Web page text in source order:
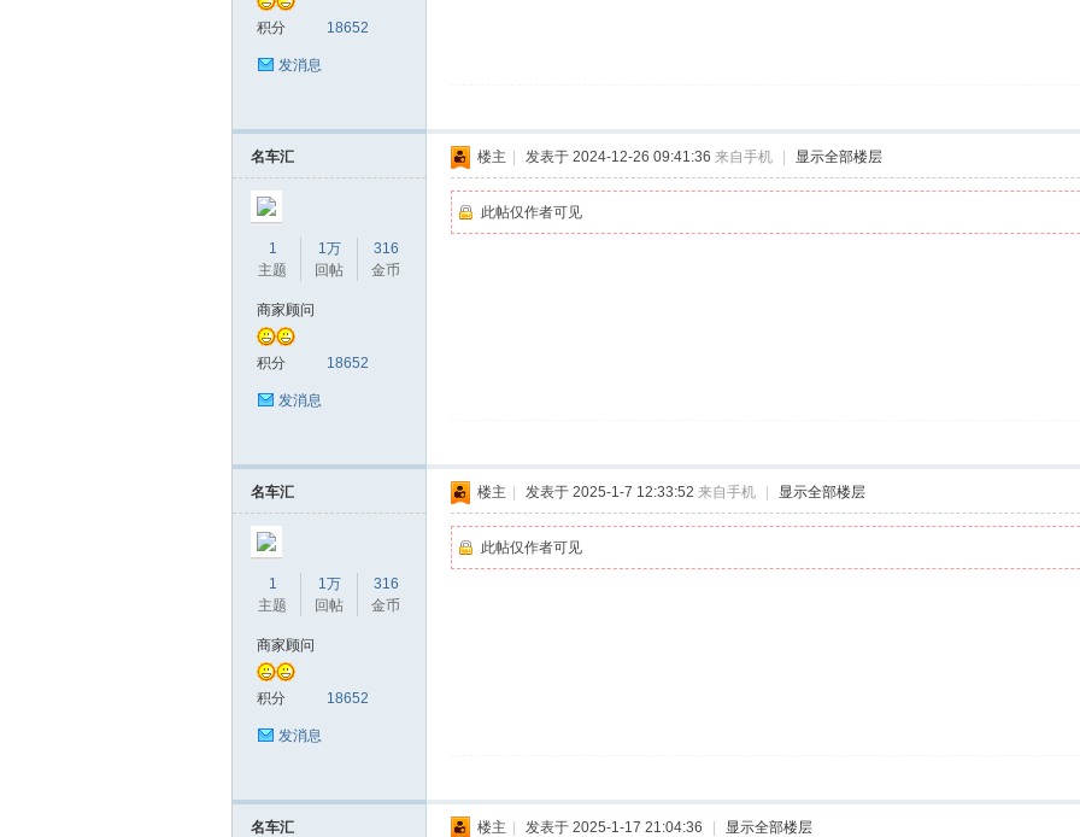
积分 18652
发消息
名车汇
1
主题
1万
回帖
316
金币
商家顾问
积分 18652
发消息
楼主 发表于 2024-12-26 09:41:36 来自手机 显示全部楼层
此帖仅作者可见
名车汇
1
主题
1万
回帖
316
金币
商家顾问
积分 18652
发消息
楼主 发表于 2025-1-7 12:33:52 来自手机 显示全部楼层
此帖仅作者可见
名车汇 楼主 发表于 2025-1-17 21:04:36 显示全部楼层